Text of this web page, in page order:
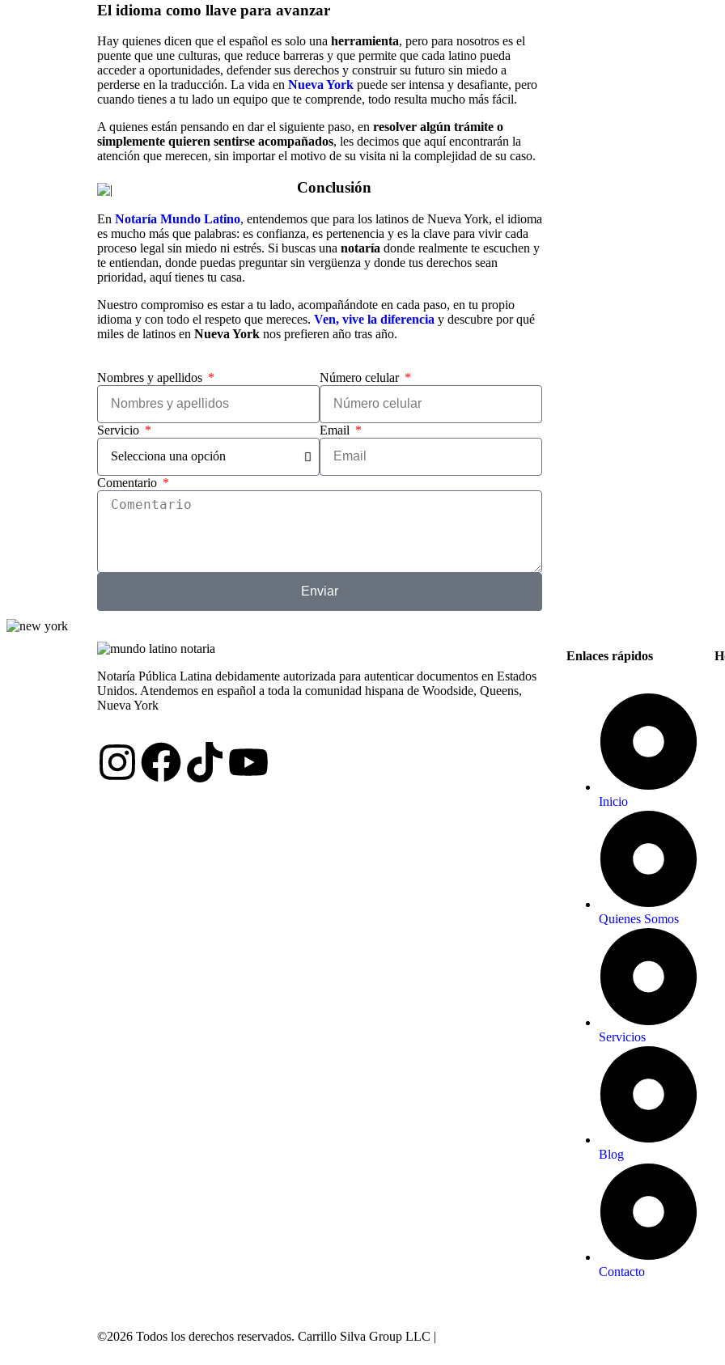
El idioma como llave para avanzar
Hay quienes dicen que el español es solo una herramienta, pero para nosotros es el
puente que une culturas, que reduce barreras y que permite que cada latino pueda
acceder a oportunidades, defender sus derechos y construir su futuro sin miedo a
perderse en la traducción. La vida en Nueva York puede ser intensa y desafiante, pero
cuando tienes a tu lado un equipo que te comprende, todo resulta mucho más fácil.
A quienes están pensando en dar el siguiente paso, en resolver algún trámite o
simplemente quieren sentirse acompañados, les decimos que aquí encontrarán la
atención que merecen, sin importar el motivo de su visita ni la complejidad de su caso.
Conclusión
En Notaría Mundo Latino, entendemos que para los latinos de Nueva York, el idioma
es mucho más que palabras: es confianza, es pertenencia y es la clave para vivir cada
proceso legal sin miedo ni estrés. Si buscas una notaría donde realmente te escuchen y
te entiendan, donde puedas preguntar sin vergüenza y donde tus derechos sean
prioridad, aquí tienes tu casa.
Nuestro compromiso es estar a tu lado, acompañándote en cada paso, en tu propio
idioma y con todo el respeto que mereces. Ven, vive la diferencia y descubre por qué
miles de latinos en Nueva York nos prefieren año tras año.
Nombres y apellidos Número celular
Servicio Email
Comentario
Enviar
Notaría Pública Latina debidamente autorizada para autenticar documentos en Estados
Unidos. Atendemos en español a toda la comunidad hispana de Woodside, Queens,
Nueva York
Enlaces rápidos
Inicio
Quienes Somos
Servicios
Blog
Contacto
©2026 Todos los derechos reservados. Carrillo Silva Group LLC |